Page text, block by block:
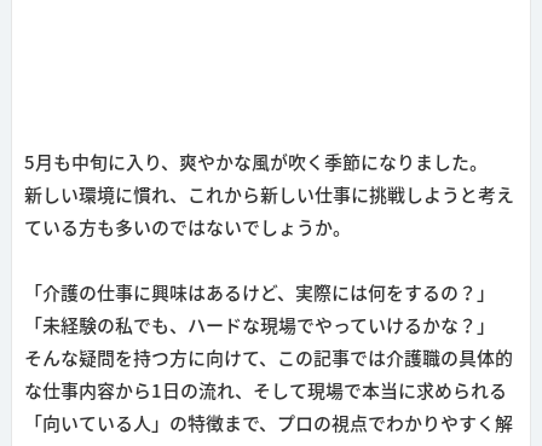
5月も中旬に入り、爽やかな風が吹く季節になりました。
新しい環境に慣れ、これから新しい仕事に挑戦しようと考え
ている方も多いのではないでしょうか。
「介護の仕事に興味はあるけど、実際には何をするの？」
「未経験の私でも、ハードな現場でやっていけるかな？」
そんな疑問を持つ方に向けて、この記事では介護職の具体的
な仕事内容から1日の流れ、そして現場で本当に求められる
「向いている人」の特徴まで、プロの視点でわかりやすく解